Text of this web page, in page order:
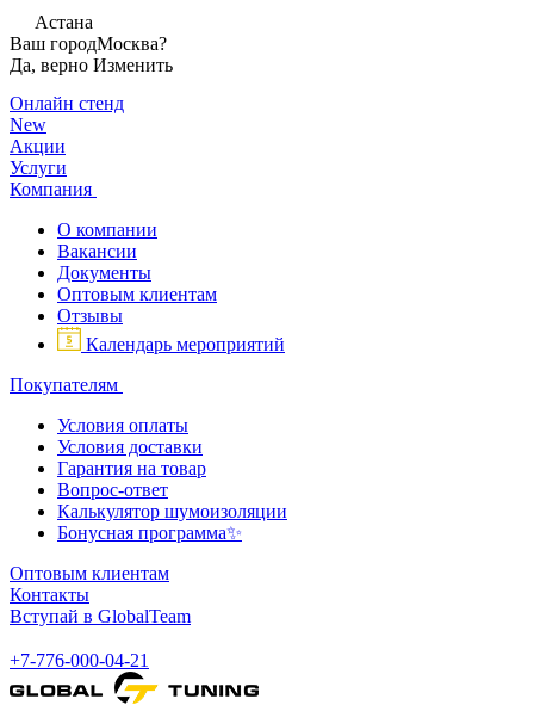
Астана
Ваш городМосква?
Да, верно Изменить
Онлайн стенд
New
Акции
Услуги
Компания
О компании
Вакансии
Документы
Оптовым клиентам
Отзывы
Календарь мероприятий
Покупателям
Условия оплаты
Условия доставки
Гарантия на товар
Вопрос-ответ
Калькулятор шумоизоляции
Бонусная программа✨
Оптовым клиентам
Контакты
Вступай в GlobalTeam
+7-776-000-04-21